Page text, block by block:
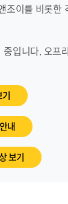
이를 비롯한
입니다. 오프
내
보기